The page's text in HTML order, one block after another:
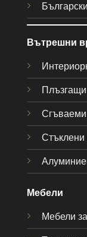
Вътрешни
Сгъваеми
Стъклени
Мебели
Мебели